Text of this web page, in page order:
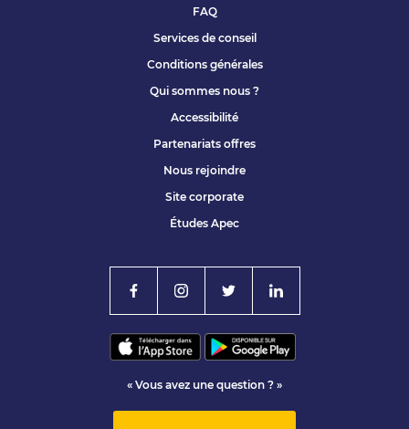
FAQ
Services de conseil
Conditions générales
Qui sommes nous ?
Accessibilité
Partenariats offres
Nous rejoindre
Site corporate
Études Apec
« Vous avez une question ? »